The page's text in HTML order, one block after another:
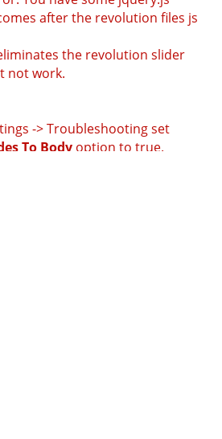
after the revolution files js
the revolution slider
not work.
-> Troubleshooting set
To Body option to true.